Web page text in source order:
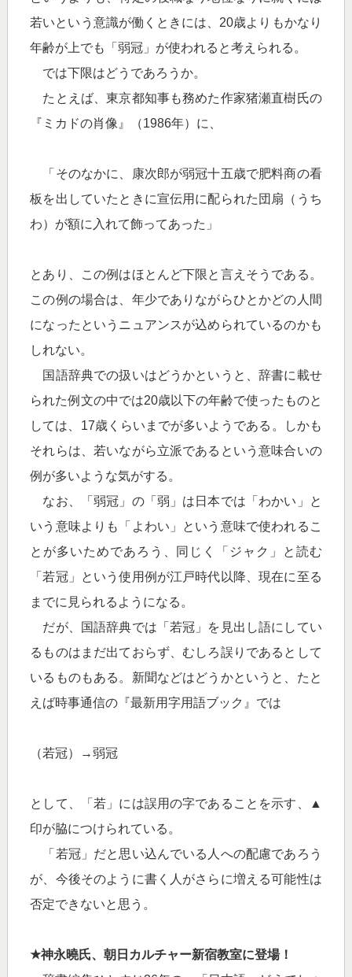
若いという意識が働くときには、20歳よりもかなり
年齢が上でも「弱冠」が使われると考えられる。
では下限はどうであろうか。
たとえば、東京都知事も務めた作家猪瀬直樹氏の
『ミカドの肖像』（1986年）に、
「そのなかに、康次郎が弱冠十五歳で肥料商の看
板を出していたときに宣伝用に配られた団扇（うち
わ）が額に入れて飾ってあった」
とあり、この例はほとんど下限と言えそうである。
この例の場合は、年少でありながらひとかどの人間
になったというニュアンスが込められているのかも
しれない。
国語辞典での扱いはどうかというと、辞書に載せ
られた例文の中では20歳以下の年齢で使ったものと
しては、17歳くらいまでが多いようである。しかも
それらは、若いながら立派であるという意味合いの
例が多いような気がする。
なお、「弱冠」の「弱」は日本では「わかい」と
いう意味よりも「よわい」という意味で使われるこ
とが多いためであろう、同じく「ジャク」と読む
「若冠」という使用例が江戸時代以降、現在に至る
までに見られるようになる。
だが、国語辞典では「若冠」を見出し語にしてい
るものはまだ出ておらず、むしろ誤りであるとして
いるものもある。新聞などはどうかというと、たと
えば時事通信の『最新用字用語ブック』では
（若冠）→弱冠
として、「若」には誤用の字であることを示す、▲
印が脇につけられている。
「若冠」だと思い込んでいる人への配慮であろう
が、今後そのように書く人がさらに増える可能性は
否定できないと思う。
★神永曉氏、朝日カルチャー新宿教室に登場！